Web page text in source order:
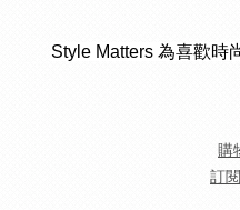
Style Matters 為喜歡時
購
訂